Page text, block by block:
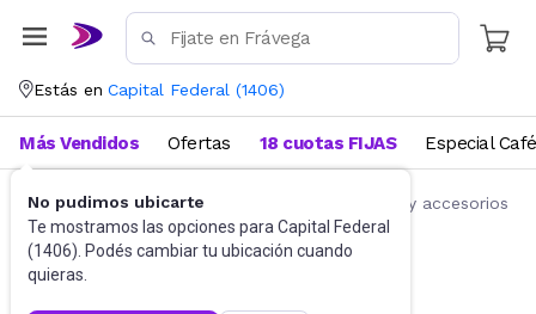
Estás en Capital Federal (1406)
No pudimos ubicarte
Te mostramos las opciones para Capital Federal
(1406). Podés cambiar tu ubicación cuando
quieras.
Más Vendidos Ofertas 18 cuotas FIJAS Especial Café
Accesorios para autos y motos Repuestos y accesorios